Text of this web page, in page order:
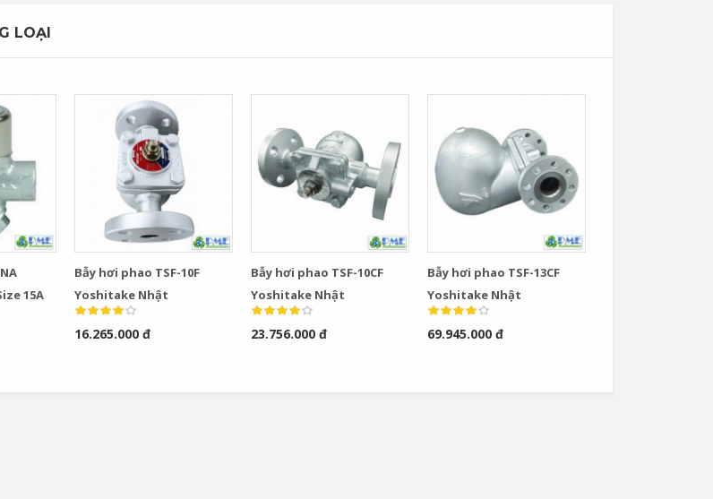
LOẠI
15A
Bẫy hơi phao TSF-10F
Yoshitake Nhật
16.265.000 đ
Bẫy hơi phao TSF-10CF
Yoshitake Nhật
23.756.000 đ
Bẫy hơi phao TSF-13CF
Yoshitake Nhật
69.945.000 đ